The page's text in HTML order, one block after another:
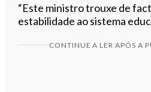
“Este ministro trouxe de
estabilidade ao sistema
CONTINUE A LER APÓS A